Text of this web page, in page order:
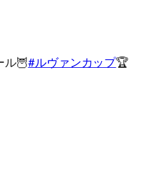
ル🦉#ルヴァンカップ🏆